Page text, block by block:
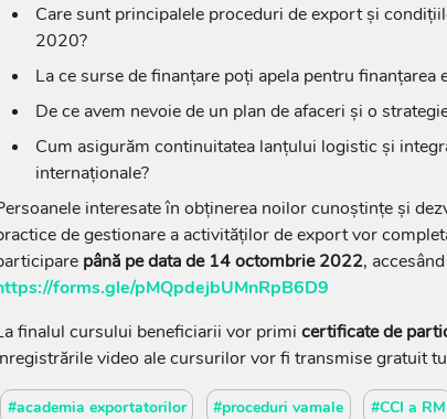
Care sunt principalele proceduri de export și
2020?
La ce surse de finanțare poți apela pentru finanțarea
De ce avem nevoie de un plan de afaceri și o
Cum asigurăm continuitatea lanțului logistic și
internaționale?
interesate în obținerea noilor cunoștințe și
de gestionare a activităților de export vor
până pe data de 14 octombrie 2022,
forms.gle/pMQpdejbUMnRpB6D9
finalul cursului beneficiarii vor primi certificate de
video ale cursurilor vor fi transmise gratuit
#academia exportatorilor #proceduri vamale #CCI a RM